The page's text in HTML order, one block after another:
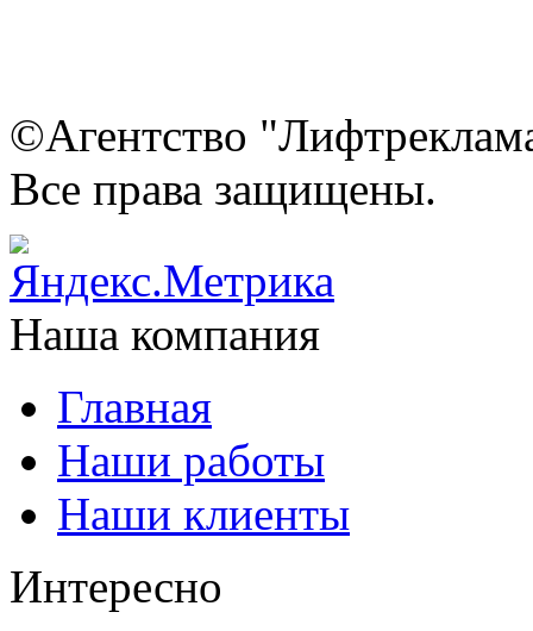
©Агентство
Все права защищены.
Наша компания
Главная
Наши работы
Наши клиенты
Интересно